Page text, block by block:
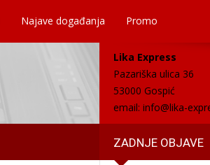
Najave događanja Promo
Lika Express
Pazariška ulica 36
53000 Gospić
email: info@lika-
ZADNJE OBJAVE